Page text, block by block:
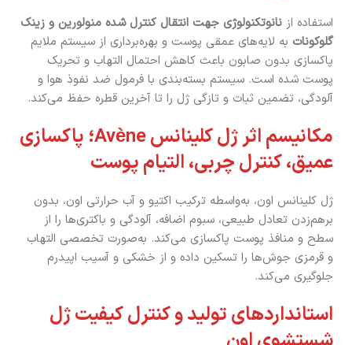
استفاده از نانوتکنولوژی جهت انتقال کنترل شده منولورین و زینک
گلوکونات به لایه‌های عمقی پوست و بهره‌برداری از سیستم ملایم
پاکسازی بدون صابون باعث کاهش احتمال التهاب و تحریک
پوست شده است. سیستم بسته‌بندی با فرمول ضد نفوذ هوا و
آلودگی، تضمین ثبات و تازگی ژل را تا آخرین قطره حفظ می‌کند.
مکانیسم اثر ژل کلینانس Avène؛ پاکسازی
عمیق، کنترل چربی، التیام پوست
ژل کلینانس اون، به‌واسطه ترکیب اکتیو و آب حرارتی اون، بدون
برهم‌زدن تعادل طبیعی، سبوم اضافه، آلودگی و باکتری‌ها را از
سطح و منافذ پوست پاکسازی می‌کند. به‌صورت تخصصی التهاب
و قرمزی جوش‌ها را تسکین داده و از خشکی و آسیب اپیدرم
جلوگیری می‌کند.
استانداردهای تولید و کنترل کیفیت ژل